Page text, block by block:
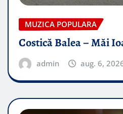
MUZICA POPULARA
Costică Balea – Măi
admin aug. 6,